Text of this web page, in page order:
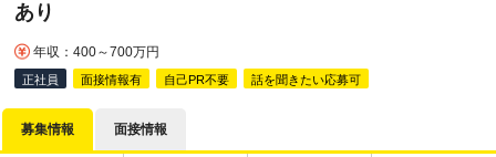
あり
年収：400～700万円
正社員 面接情報有 自己PR不要 話を聞きたい応募可
募集情報 面接情報